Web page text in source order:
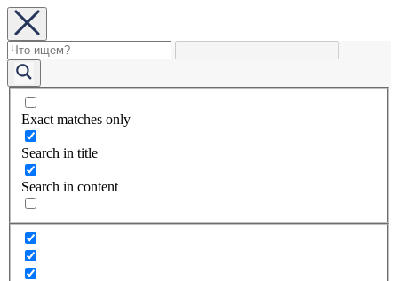
Exact matches only
Search in title
Search in content